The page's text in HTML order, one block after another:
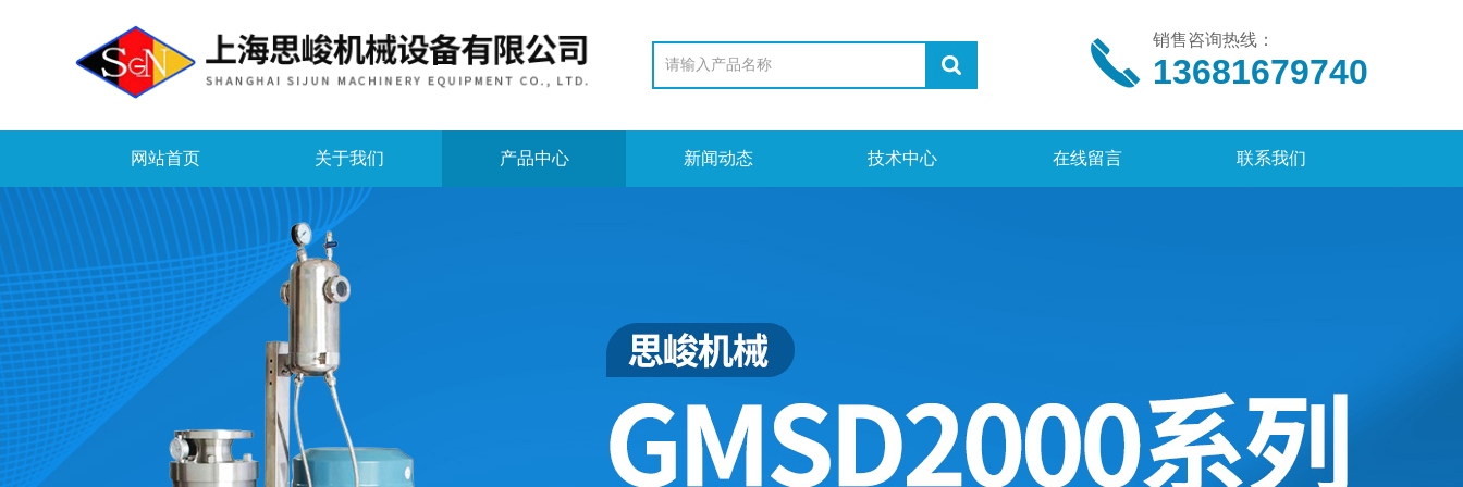
销售咨询热线：
13681679740
网站首页 关于我们 产品中心 新闻动态 技术中心 在线留言 联系我们